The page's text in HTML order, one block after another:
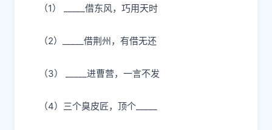
（1） _____借东⻛，巧⽤天时
（2）_____借荆州，有借⽆还
（3） _____进曹营， ⼀⾔不发
（4）三个臭⽪匠，顶个